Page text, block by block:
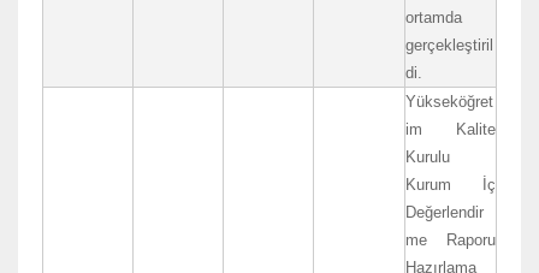
ortamda
gerçekleştiril
di.
Yükseköğret
im Kalite
Kurulu
Kurum İç
Değerlendir
me Raporu
Hazırlama